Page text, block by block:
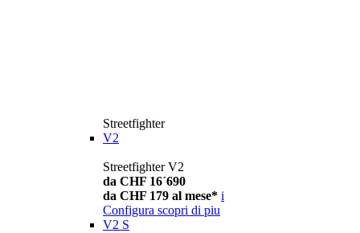
Streetfighter
V2
Streetfighter V2
da CHF 16´690
da CHF 179 al mese* i
Configura scopri di piu
V2 S